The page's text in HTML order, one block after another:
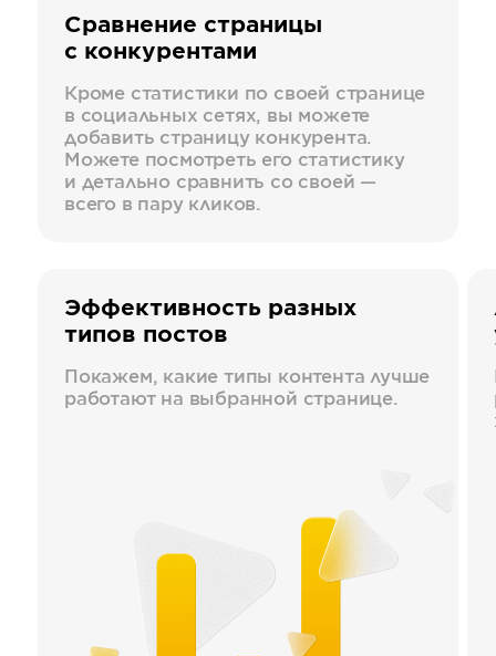
Сравнение страницы
с конкурентами
Кроме статистики по своей странице
в социальных сетях, вы можете
добавить страницу конкурента.
Можете посмотреть его статистику
и детально сравнить со своей —
всего в пару кликов.
Эффективность разных
типов постов
Покажем, какие типы контента лучше
работают на выбранной странице.